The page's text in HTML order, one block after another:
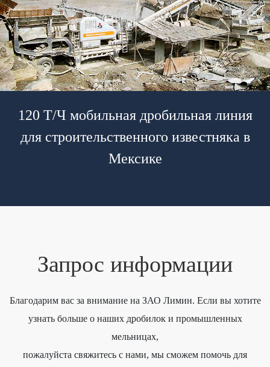
120 Т/Ч мобильная дробильная линия
для строительственного известняка в
Мексике
Запрос информации
Благодарим вас за внимание на ЗАО Лимин. Если вы хотите
узнать больше о наших дробилок и промышленных
мельницах,
пожалуйста свяжитесь с нами, мы сможем помочь для